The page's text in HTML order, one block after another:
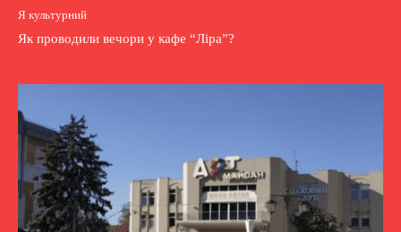
Я культурний
Як проводили вечори у кафе “Ліра”?